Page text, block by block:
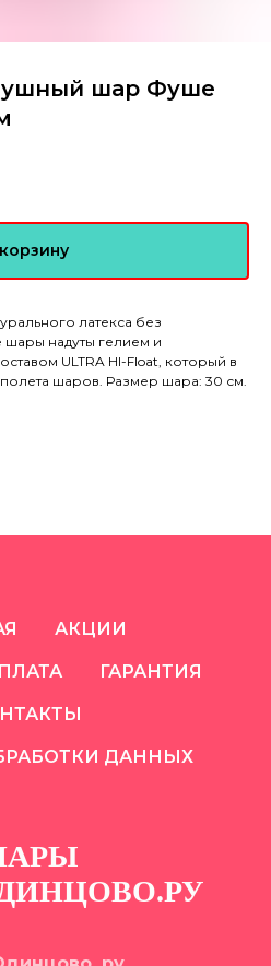
шар Фуше
латекса без
шары надуты гелием и
ULTRA HI-Float, который в
шаров. Размер шара: 30 см.
АКЦИИ
ГАРАНТИЯ
ДАННЫХ